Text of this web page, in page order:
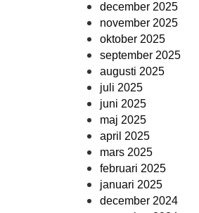
december 2025
november 2025
oktober 2025
september 2025
augusti 2025
juli 2025
juni 2025
maj 2025
april 2025
mars 2025
februari 2025
januari 2025
december 2024